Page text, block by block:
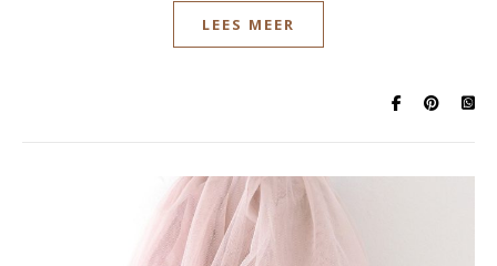
LEES MEER